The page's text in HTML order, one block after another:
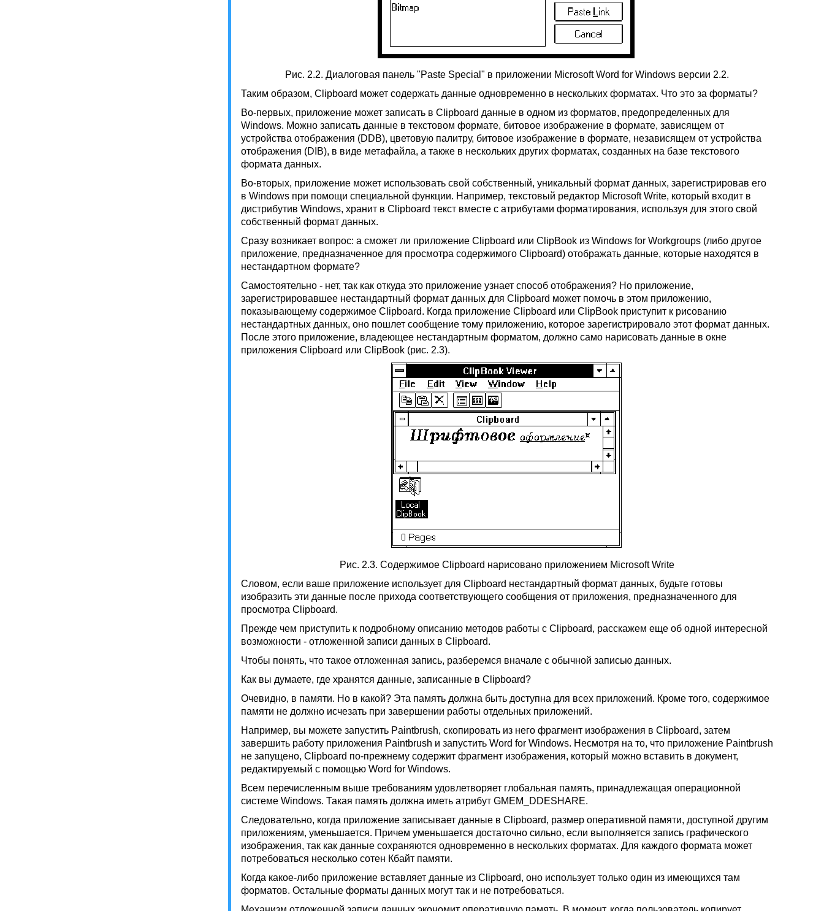
Рис. 2.2. Диалоговая панель "Paste Special" в приложении Microsoft Word for Windows версии 2.2.
Таким образом, Clipboard может содержать данные одновременно в нескольких форматах. Что это за форматы?
Во-первых, приложение может записать в Clipboard данные в одном из форматов, предопределенных для
Windows. Можно записать данные в текстовом формате, битовое изображение в формате, зависящем от
устройства отображения (DDB), цветовую палитру, битовое изображение в формате, независящем от устройства
отображения (DIB), в виде метафайла, а также в нескольких других форматах, созданных на базе текстового
формата данных.
Во-вторых, приложение может использовать свой собственный, уникальный формат данных, зарегистрировав его
в Windows при помощи специальной функции. Например, текстовый редактор Microsoft Write, который входит в
дистрибутив Windows, хранит в Clipboard текст вместе с атрибутами форматирования, используя для этого свой
собственный формат данных.
Сразу возникает вопрос: а сможет ли приложение Clipboard или ClipBook из Windows for Workgroups (либо другое
приложение, предназначенное для просмотра содержимого Clipboard) отображать данные, которые находятся в
нестандартном формате?
Самостоятельно - нет, так как откуда это приложение узнает способ отображения? Но приложение,
зарегистрировавшее нестандартный формат данных для Clipboard может помочь в этом приложению,
показывающему содержимое Clipboard. Когда приложение Clipboard или ClipBook приступит к рисованию
нестандартных данных, оно пошлет сообщение тому приложению, которое зарегистрировало этот формат данных.
После этого приложение, владеющее нестандартным форматом, должно само нарисовать данные в окне
приложения Clipboard или ClipBook (рис. 2.3).
Рис. 2.3. Содержимое Clipboard нарисовано приложением Microsoft Write
Словом, если ваше приложение использует для Clipboard нестандартный формат данных, будьте готовы
изобразить эти данные после прихода соответствующего сообщения от приложения, предназначенного для
просмотра Clipboard.
Прежде чем приступить к подробному описанию методов работы с Clipboard, расскажем еще об одной интересной
возможности - отложенной записи данных в Clipboard.
Чтобы понять, что такое отложенная запись, разберемся вначале с обычной записью данных.
Как вы думаете, где хранятся данные, записанные в Clipboard?
Очевидно, в памяти. Но в какой? Эта память должна быть доступна для всех приложений. Кроме того, содержимое
памяти не должно исчезать при завершении работы отдельных приложений.
Например, вы можете запустить Paintbrush, скопировать из него фрагмент изображения в Clipboard, затем
завершить работу приложения Paintbrush и запустить Word for Windows. Несмотря на то, что приложение Paintbrush
не запущено, Clipboard по-прежнему содержит фрагмент изображения, который можно вставить в документ,
редактируемый с помощью Word for Windows.
Всем перечисленным выше требованиям удовлетворяет глобальная память, принадлежащая операционной
системе Windows. Такая память должна иметь атрибут GMEM_DDESHARE.
Следовательно, когда приложение записывает данные в Clipboard, размер оперативной памяти, доступной другим
приложениям, уменьшается. Причем уменьшается достаточно сильно, если выполняется запись графического
изображения, так как данные сохраняются одновременно в нескольких форматах. Для каждого формата может
потребоваться несколько сотен Кбайт памяти.
Когда какое-либо приложение вставляет данные из Clipboard, оно использует только один из имеющихся там
форматов. Остальные форматы данных могут так и не потребоваться.